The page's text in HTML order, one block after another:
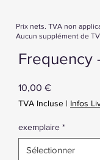
Frequency
10,00 €Prix
TVA Incluse | Infos
exemplaire *
Sélectionner
Prix nets. TVA non
Aucun supplément de